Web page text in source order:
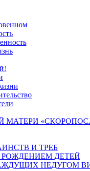
МАТЕРИ
И ТРЕБ
РОЖДЕНИЕМ ДЕТЕЙ
НЕДУГОМ